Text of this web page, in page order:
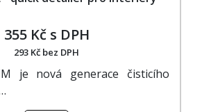
355 Kč s DPH
293 Kč bez DPH
je nová generace čisticího